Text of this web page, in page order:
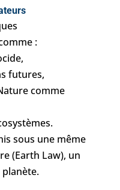
:
futures,
comme
sous une même
(Earth Law), un